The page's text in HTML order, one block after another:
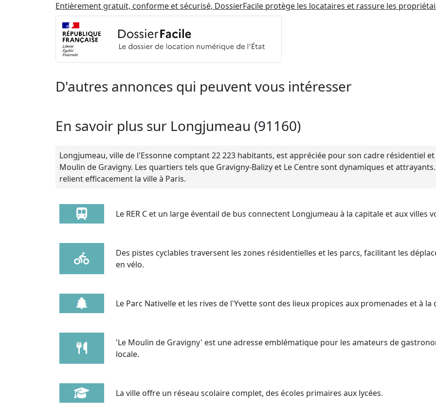
Entièrement gratuit, conforme et sécurisé, DossierFacile protège les locataires et rassure les
D'autres annonces qui peuvent vous intéresser
En savoir plus sur Longjumeau (91160)
Longjumeau, ville de l'Essonne comptant 22 223 habitants, est appréciée pour son cadre résidentiel
Moulin de Gravigny. Les quartiers tels que Gravigny-Balizy et Le Centre sont dynamiques et
relient efficacement la ville à Paris.
Le RER C et un large éventail de bus connectent Longjumeau à la capitale et aux villes
Des pistes cyclables traversent les zones résidentielles et les parcs, facilitant les
en vélo.
Le Parc Nativelle et les rives de l'Yvette sont des lieux propices aux promenades et à la
'Le Moulin de Gravigny' est une adresse emblématique pour les amateurs de
locale.
La ville offre un réseau scolaire complet, des écoles primaires aux lycées.